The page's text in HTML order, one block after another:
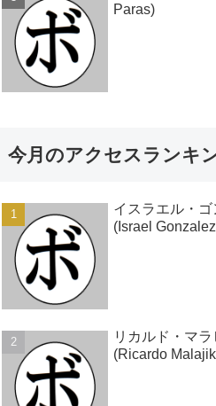
Paras)
今月のアクセスランキ
イスラエル・ゴ
(Israel
リカルド・マラ
(Ricardo